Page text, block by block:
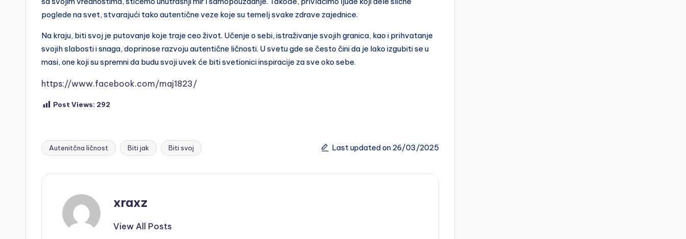
poglede na svet, stvarajući tako autentične veze koje su temelj svake zdrave zajednice.
Na kraju, biti svoj je putovanje koje traje ceo život. Učenje o sebi, istraživanje svojih granica, kao i prihvatanje
svojih slabosti i snaga, doprinose razvoju autentične ličnosti. U svetu gde se često čini da je lako izgubiti se u
masi, one koji su spremni da budu svoji uvek će biti svetionici inspiracije za sve oko sebe.
https://www.facebook.com/maj1823/
Post Views: 292
Tags:
Autenitčna ličnost Biti jak Biti svoj Last updated on 26/03/2025
xraxz
View All Posts